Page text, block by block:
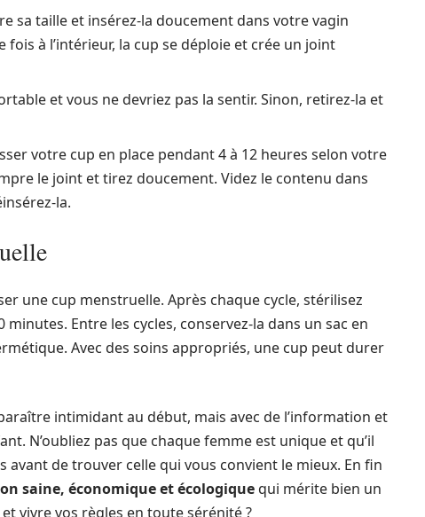
sa taille et insérez-la doucement dans votre vagin
à l’intérieur, la cup se déploie et crée un joint
et vous ne devriez pas la sentir. Sinon, retirez-la et
votre cup en place pendant 4 à 12 heures selon votre
le joint et tirez doucement. Videz le contenu dans
la.
une cup menstruelle. Après chaque cycle, stérilisez
Entre les cycles, conservez-la dans un sac en
Avec des soins appropriés, une cup peut durer
intimidant au début, mais avec de l’information et
N’oubliez pas que chaque femme est unique et qu’il
avant de trouver celle qui vous convient le mieux. En fin
saine, économique et écologiquequi mérite bien un
vivre vos règles en toute sérénité ?